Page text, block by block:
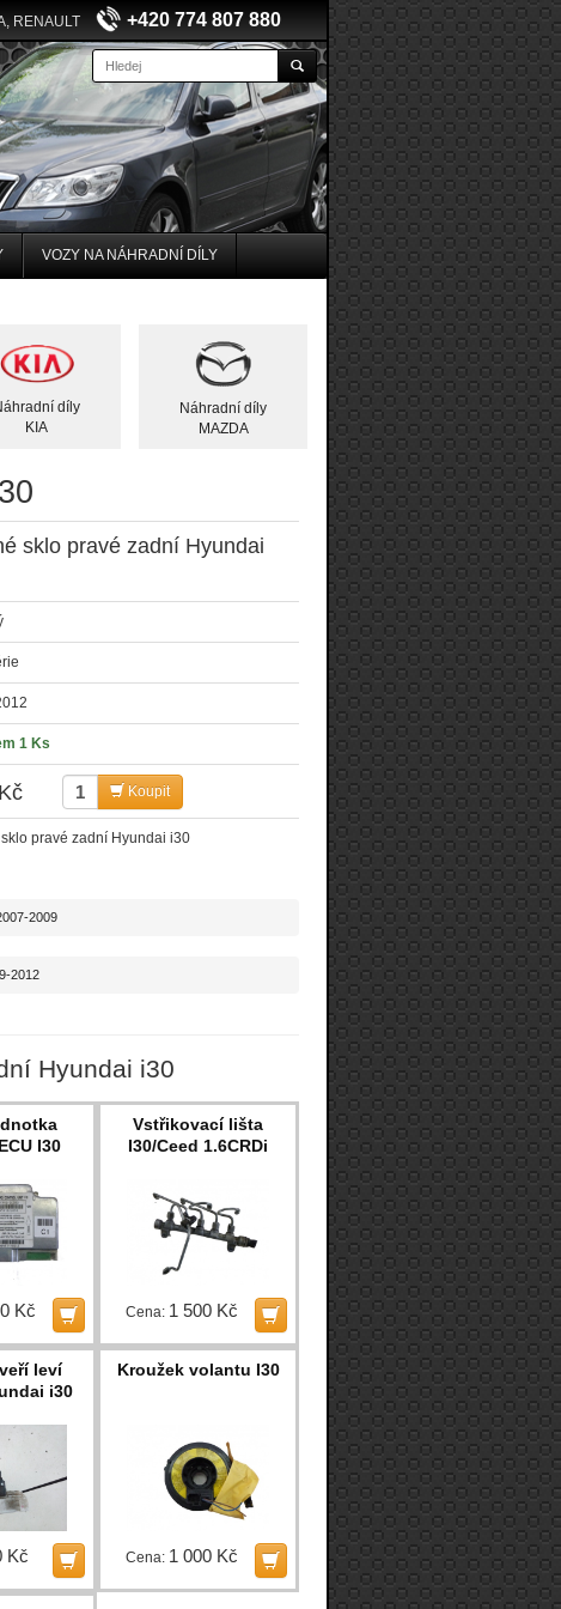
RENAULT +420 774 807 880
VOZY NA NÁHRADNÍ DÍLY
díly
KIA
Náhradní díly
MAZDA
sklo pravé zadní Hyundai
1 Ks
Koupit
pravé zadní Hyundai i30
2009
2012
Hyundai i30
I30
Kč
Vstřikovací lišta
I30/Ceed 1.6CRDi
Cena: 1 500 Kč
leví
i30
Kč
Kroužek volantu I30
Cena: 1 000 Kč